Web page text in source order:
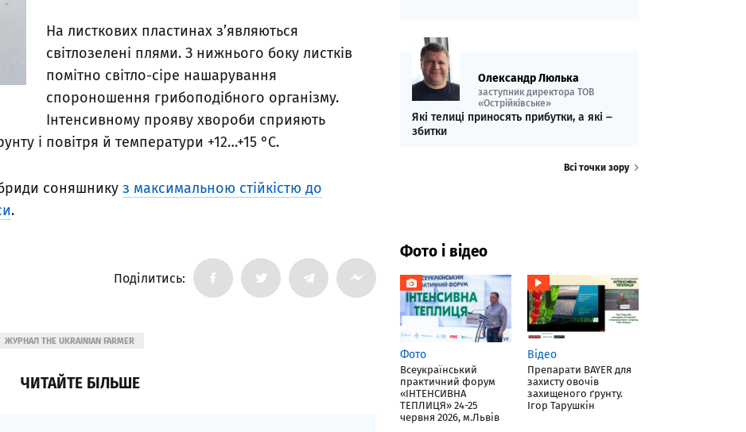
На листкових пластинах з’являються
світлозелені плями. З нижнього боку листків
помітно світло-сіре нашарування
спороношення грибоподібного організму.
Інтенсивному прояву хвороби сприяють
і повітря й температури +12…+15 °С.
соняшнику з максимальною стійкістю до
.
Поділитись:
ЖУРНАЛ THE UKRAINIAN FARMER
ЧИТАЙТЕ БІЛЬШЕ
Олександр Люлька
заступник директора ТОВ
«Острійківське»
Які телиці приносять прибутки, а які ‒
збитки
Всі точки зору
Фото і відео
Фото
Всеукраїнський
практичний форум
«ІНТЕНСИВНА
ТЕПЛИЦЯ» 24-25
червня 2026, м.Львів
Відео
Препарати BAYER для
захисту овочів
захищеного ґрунту.
Ігор Тарушкін